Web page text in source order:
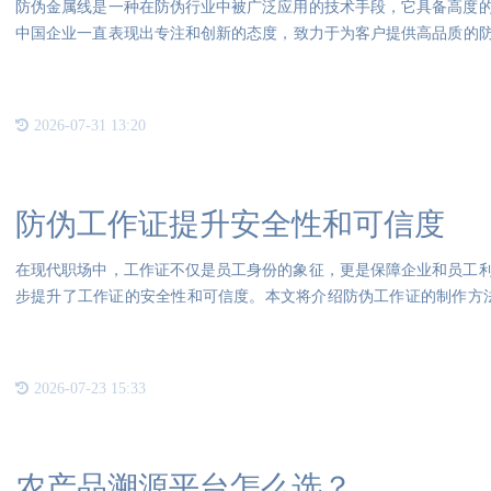
防伪金属线是一种在防伪行业中被广泛应用的技术手段，它具备高度
中国企业一直表现出专注和创新的态度，致力于为客户提供高品质的
2026-07-31 13:20
防伪工作证提升安全性和可信度
在现代职场中，工作证不仅是员工身份的象征，更是保障企业和员工
步提升了工作证的安全性和可信度。本文将介绍防伪工作证的制作
2026-07-23 15:33